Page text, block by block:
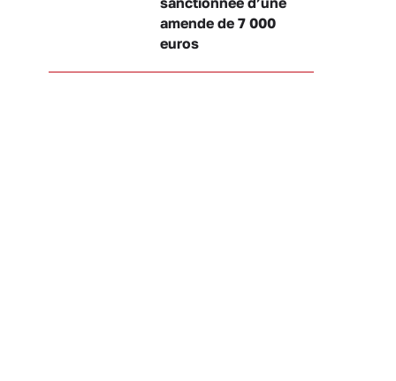
amende de 7 000
euros